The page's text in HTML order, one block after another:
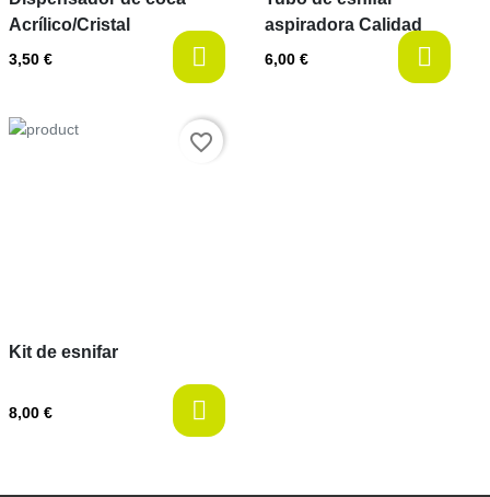
Acrílico/Cristal
3,50 €
aspiradora Calidad
6,00 €
Prix
Kit de esnifar
8,00 €
favorite_border